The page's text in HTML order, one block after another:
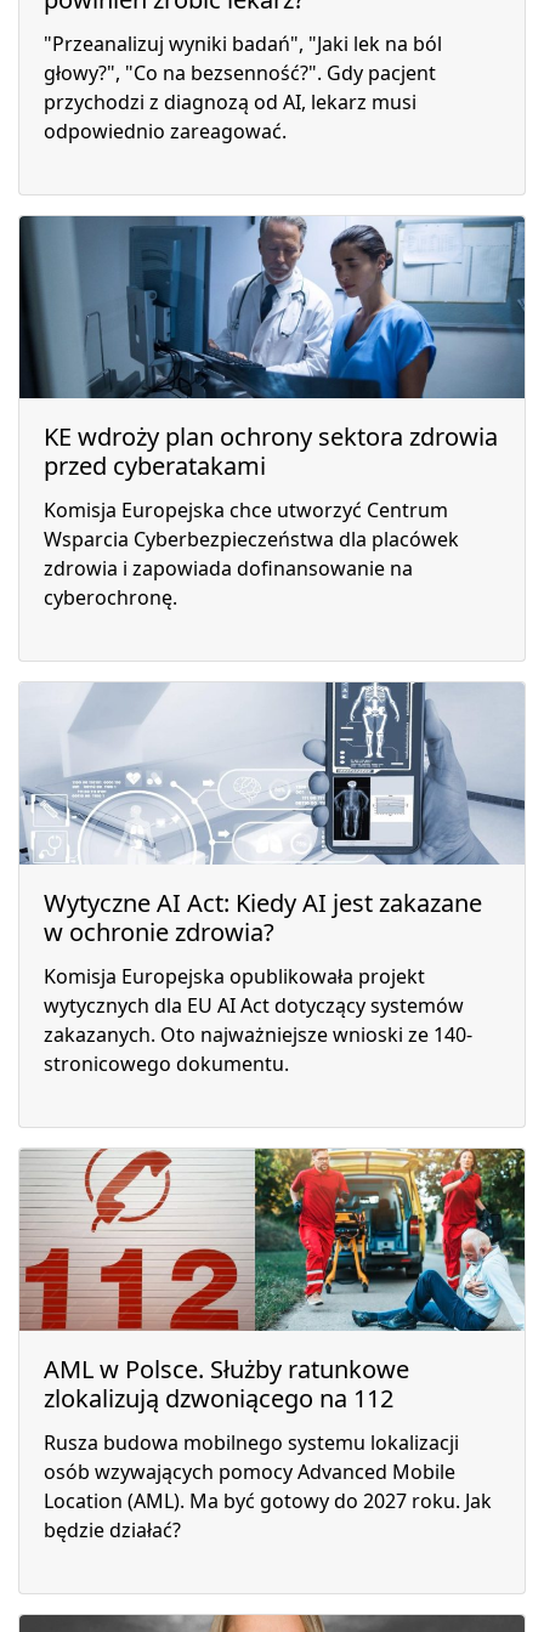
"Przeanalizuj wyniki badań", "Jaki lek na ból
głowy?", "Co na bezsenność?". Gdy pacjent
przychodzi z diagnozą od AI, lekarz musi
odpowiednio zareagować.
KE wdroży plan ochrony sektora zdrowia
przed cyberatakami
Komisja Europejska chce utworzyć Centrum
Wsparcia Cyberbezpieczeństwa dla placówek
zdrowia i zapowiada dofinansowanie na
cyberochronę.
Wytyczne AI Act: Kiedy AI jest zakazane
w ochronie zdrowia?
Komisja Europejska opublikowała projekt
wytycznych dla EU AI Act dotyczący systemów
zakazanych. Oto najważniejsze wnioski ze 140-
stronicowego dokumentu.
AML w Polsce. Służby ratunkowe
zlokalizują dzwoniącego na 112
Rusza budowa mobilnego systemu lokalizacji
osób wzywających pomocy Advanced Mobile
Location (AML). Ma być gotowy do 2027 roku. Jak
będzie działać?